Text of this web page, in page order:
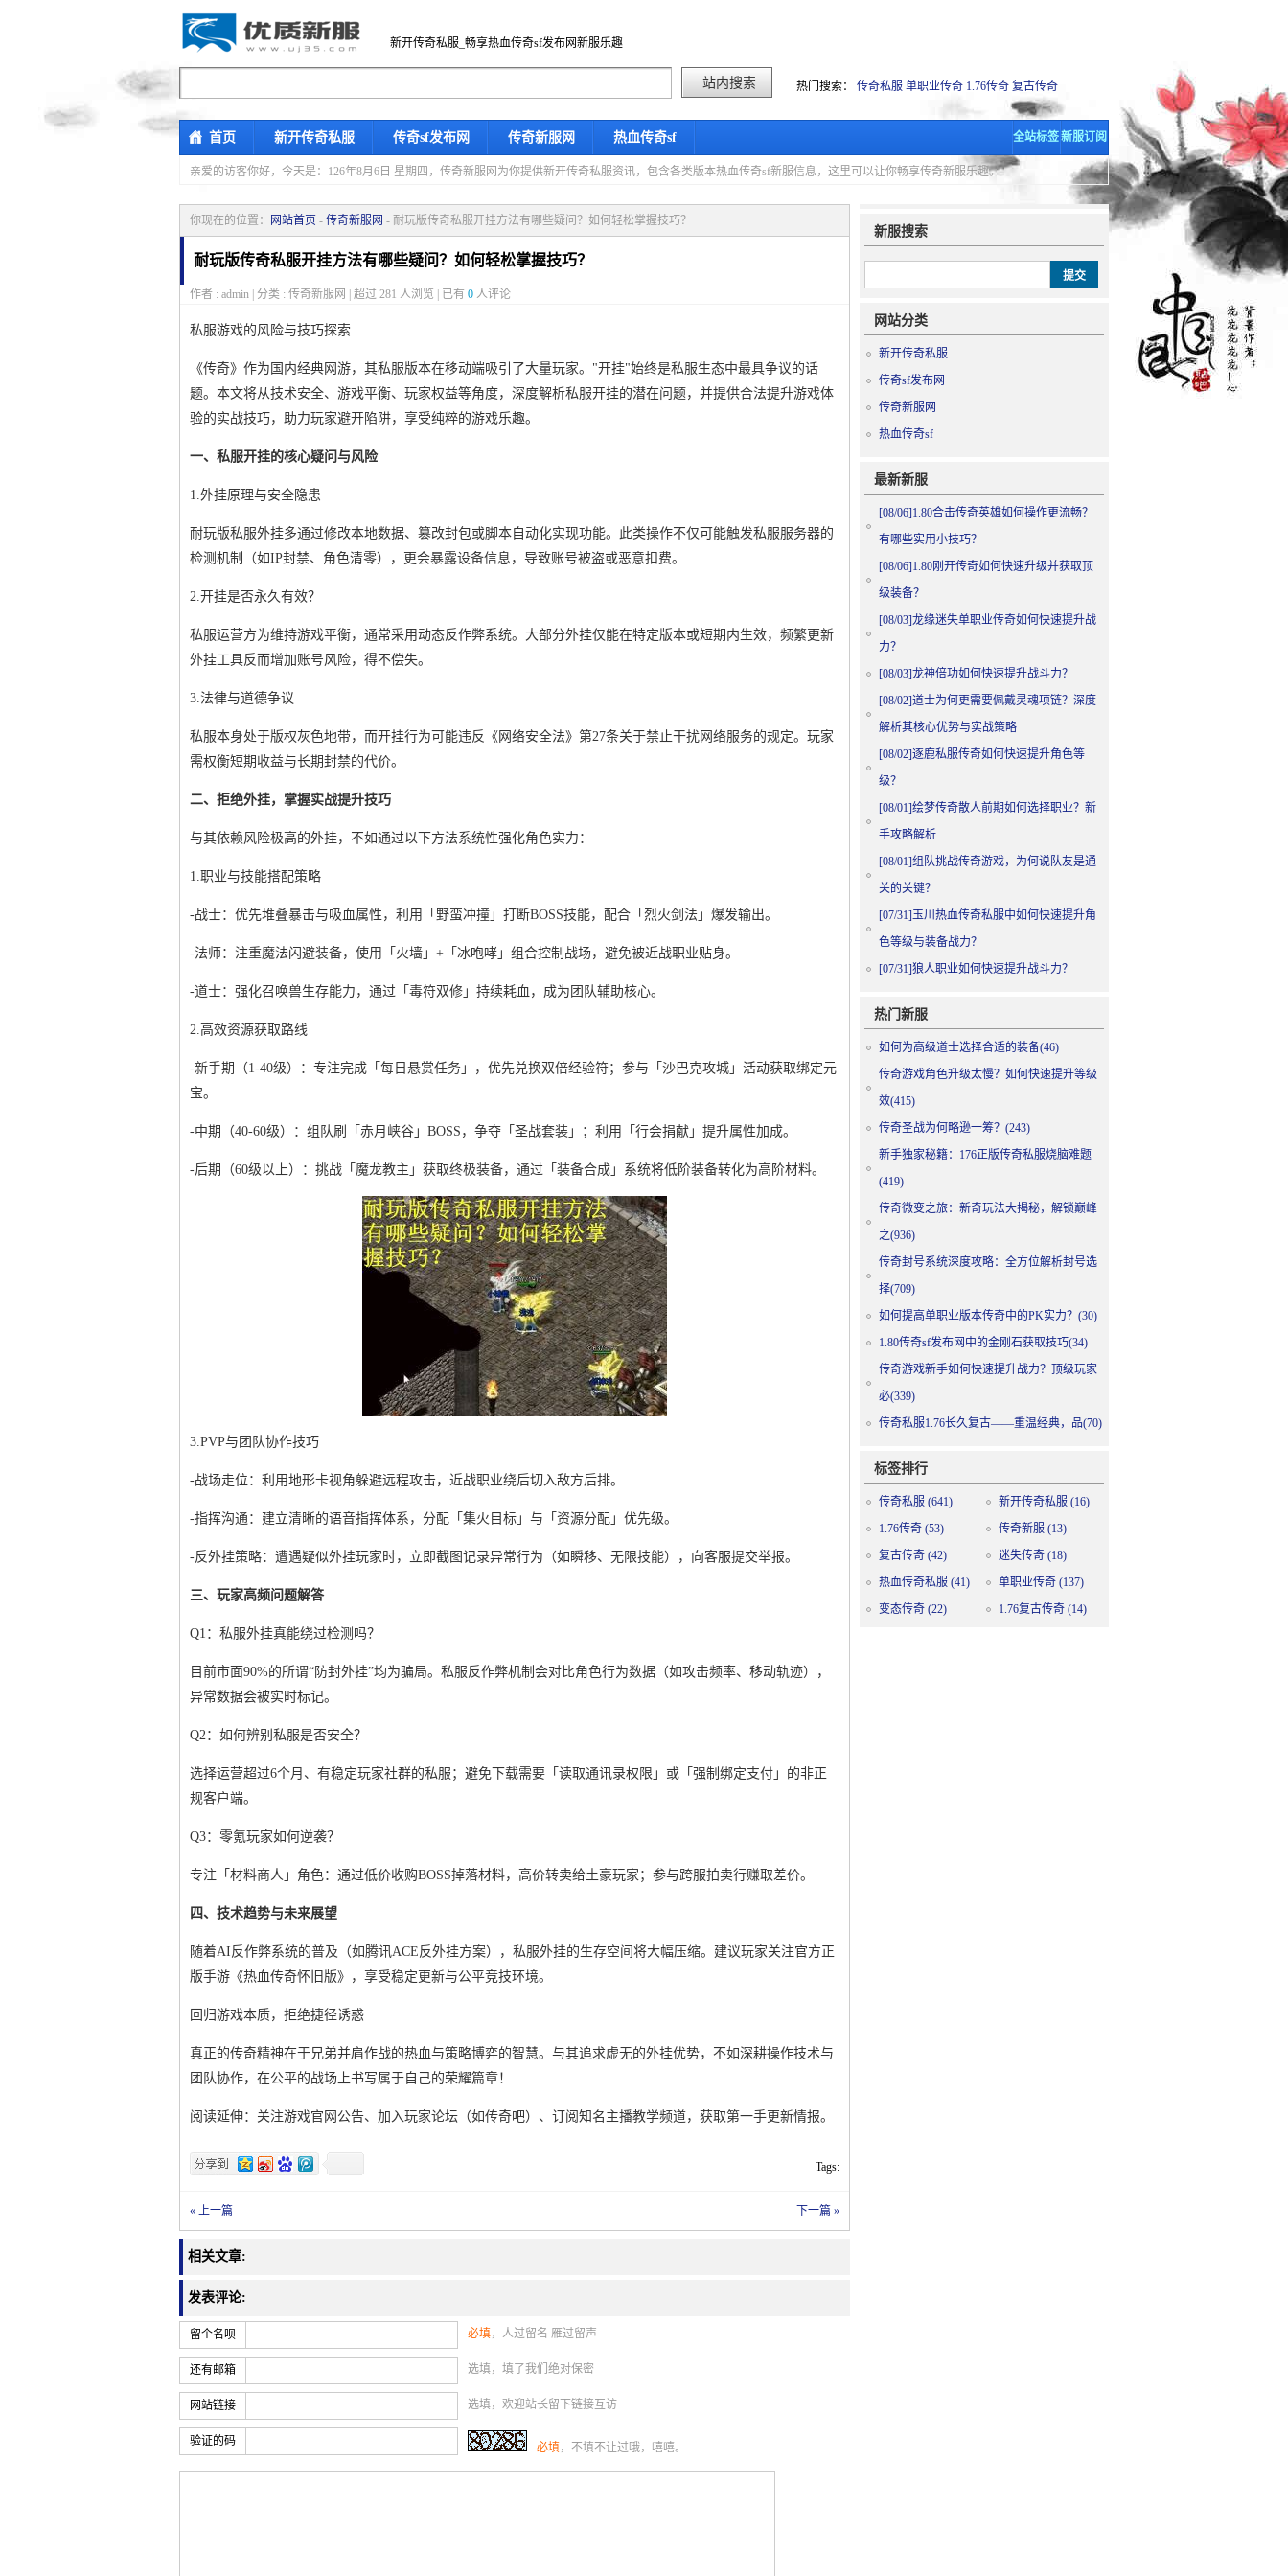
新开传奇私服_畅享热血传奇sf发布网新服乐趣
热门搜索： 传奇私服 单职业传奇 1.76传奇 复古传奇
首页 新开传奇私服 传奇sf发布网 传奇新服网 热血传奇sf 全站标签新服订阅
亲爱的访客你好， 今天是：126年8月6日 星期四，传奇新服网为你提供新开传奇私服资讯，包含各类版本热血传奇sf新服信息，这里可以让你畅享传奇新服乐趣。
你现在的位置： 网站首页 - 传奇新服网 - 耐玩版传奇私服开挂方法有哪些疑问？如何轻松掌握技巧？
耐玩版传奇私服开挂方法有哪些疑问？如何轻松掌握技巧？
作者 : admin | 分类 : 传奇新服网 | 超过 281 人浏览 | 已有 0 人评论
私服游戏的风险与技巧探索
《传奇》作为国内经典网游，其私服版本在移动端吸引了大量玩家。"开挂"始终是私服生态中最具争议的话
题。本文将从技术安全、游戏平衡、玩家权益等角度，深度解析私服开挂的潜在问题，并提供合法提升游戏体
验的实战技巧，助力玩家避开陷阱，享受纯粹的游戏乐趣。
一、私服开挂的核心疑问与风险
1.外挂原理与安全隐患
耐玩版私服外挂多通过修改本地数据、篡改封包或脚本自动化实现功能。此类操作不仅可能触发私服服务器的
检测机制（如IP封禁、角色清零），更会暴露设备信息，导致账号被盗或恶意扣费。
2.开挂是否永久有效？
私服运营方为维持游戏平衡，通常采用动态反作弊系统。大部分外挂仅能在特定版本或短期内生效，频繁更新
外挂工具反而增加账号风险，得不偿失。
3.法律与道德争议
私服本身处于版权灰色地带，而开挂行为可能违反《网络安全法》第27条关于禁止干扰网络服务的规定。玩家
需权衡短期收益与长期封禁的代价。
二、拒绝外挂，掌握实战提升技巧
与其依赖风险极高的外挂，不如通过以下方法系统性强化角色实力：
1.职业与技能搭配策略
-战士：优先堆叠暴击与吸血属性，利用「野蛮冲撞」打断BOSS技能，配合「烈火剑法」爆发输出。
-法师：注重魔法闪避装备，使用「火墙」+「冰咆哮」组合控制战场，避免被近战职业贴身。
-道士：强化召唤兽生存能力，通过「毒符双修」持续耗血，成为团队辅助核心。
2.高效资源获取路线
-新手期（1-40级）：专注完成「每日悬赏任务」，优先兑换双倍经验符；参与「沙巴克攻城」活动获取绑定元
宝。
-中期（40-60级）：组队刷「赤月峡谷」BOSS，争夺「圣战套装」；利用「行会捐献」提升属性加成。
-后期（60级以上）：挑战「魔龙教主」获取终极装备，通过「装备合成」系统将低阶装备转化为高阶材料。
3.PVP与团队协作技巧
-战场走位：利用地形卡视角躲避远程攻击，近战职业绕后切入敌方后排。
-指挥沟通：建立清晰的语音指挥体系，分配「集火目标」与「资源分配」优先级。
-反外挂策略：遭遇疑似外挂玩家时，立即截图记录异常行为（如瞬移、无限技能），向客服提交举报。
三、玩家高频问题解答
Q1：私服外挂真能绕过检测吗？
目前市面90%的所谓“防封外挂”均为骗局。私服反作弊机制会对比角色行为数据（如攻击频率、移动轨迹），
异常数据会被实时标记。
Q2：如何辨别私服是否安全？
选择运营超过6个月、有稳定玩家社群的私服；避免下载需要「读取通讯录权限」或「强制绑定支付」的非正
规客户端。
Q3：零氪玩家如何逆袭？
专注「材料商人」角色：通过低价收购BOSS掉落材料，高价转卖给土豪玩家；参与跨服拍卖行赚取差价。
四、技术趋势与未来展望
随着AI反作弊系统的普及（如腾讯ACE反外挂方案），私服外挂的生存空间将大幅压缩。建议玩家关注官方正
版手游《热血传奇怀旧版》，享受稳定更新与公平竞技环境。
回归游戏本质，拒绝捷径诱惑
真正的传奇精神在于兄弟并肩作战的热血与策略博弈的智慧。与其追求虚无的外挂优势，不如深耕操作技术与
团队协作，在公平的战场上书写属于自己的荣耀篇章！
阅读延伸：关注游戏官网公告、加入玩家论坛（如传奇吧）、订阅知名主播教学频道，获取第一手更新情报。
Tags:
« 上一篇 下一篇 »
相关文章:
发表评论:
留个名呗 必填，人过留名 雁过留声
还有邮箱 选填，填了我们绝对保密
网站链接 选填，欢迎站长留下链接互访
验证的码 必填，不填不让过哦，嘻嘻。
新服搜索
网站分类
新开传奇私服
传奇sf发布网
传奇新服网
热血传奇sf
最新新服
[08/06]1.80合击传奇英雄如何操作更流畅？
有哪些实用小技巧？
[08/06]1.80刚开传奇如何快速升级并获取顶
级装备？
[08/03]龙缘迷失单职业传奇如何快速提升战
力？
[08/03]龙神倍功如何快速提升战斗力？
[08/02]道士为何更需要佩戴灵魂项链？深度
解析其核心优势与实战策略
[08/02]逐鹿私服传奇如何快速提升角色等
级？
[08/01]绘梦传奇散人前期如何选择职业？新
手攻略解析
[08/01]组队挑战传奇游戏，为何说队友是通
关的关键？
[07/31]玉川热血传奇私服中如何快速提升角
色等级与装备战力？
[07/31]狼人职业如何快速提升战斗力？
热门新服
如何为高级道士选择合适的装备(46)
传奇游戏角色升级太慢？如何快速提升等级
效(415)
传奇圣战为何略逊一筹？(243)
新手独家秘籍：176正版传奇私服烧脑难题
(419)
传奇微变之旅：新奇玩法大揭秘，解锁巅峰
之(936)
传奇封号系统深度攻略：全方位解析封号选
择(709)
如何提高单职业版本传奇中的PK实力？(30)
1.80传奇sf发布网中的金刚石获取技巧(34)
传奇游戏新手如何快速提升战力？顶级玩家
必(339)
传奇私服1.76长久复古——重温经典，品(70)
标签排行
传奇私服 (641) 新开传奇私服 (16)
1.76传奇 (53) 传奇新服 (13)
复古传奇 (42) 迷失传奇 (18)
热血传奇私服 (41) 单职业传奇 (137)
变态传奇 (22) 1.76复古传奇 (14)